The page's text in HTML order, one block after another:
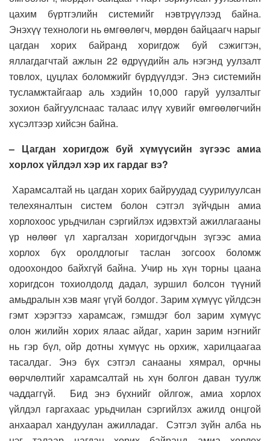
цахим бүртгэлийн системийг нэвтрүүлээд байна.
Энэхүү технологи нь өмгөөлөгч, мөрдөн байцаагч нарыг
цагдан хорих байранд хоригдож буй сэжигтэн,
яллагдагчтай ажлын 22 өдрүүдийн аль нэгэнд уулзалт
товлох, цуцлах боломжийг бүрдүүлдэг. Энэ системийн
тусламжтайгаар аль хэдийн 10,000 гаруй уулзалтыг
зохион байгуулснаас талаас илүү хувийг өмгөөлөгчийн
хүсэлтээр хийсэн байна.
– Цагдан хоригдож буй хүмүүсийн зүгээс амиа
хорлох үйлдэл хэр их гардаг вэ?
Харамсалтай нь цагдан хорих байруудад суурилуулсан
телехяналтын систем болон сэтгэл зүйчдын амиа
хорлохоос урьдчилан сэргийлэх идэвхтэй ажиллагааны
үр нөлөөг үл харгалзан хоригдогчдын зүгээс амиа
хорлох бүх оролдлогыг таслан зогсоох боломж
одоохондоо байхгүй байна. Учир нь хүн торны цаана
хоригдсон тохиолдолд дадал, зуршил болсон түүний
амьдралын хэв маяг үгүй болдог. Зарим хүмүүс үйлдсэн
гэмт хэрэгтээ харамсаж, гэмшдэг бол зарим хүмүүс
олон жилийн хорих ялаас айдаг, харин зарим нэгнийг
нь гэр бүл, ойр дотны хүмүүс нь орхиж, харилцаагаа
тасалдаг. Энэ бүх сэтгэл санааны хямрал, орчны
өөрчлөлтийг харамсалтай нь хүн болгон даван туулж
чаддаггүй. Бид энэ бүхнийг ойлгож, амиа хорлох
үйлдэл гаргахаас урьдчилан сэргийлэх ажилд онцгой
анхаарал хандуулан ажилладаг. Сэтгэл зүйн алба нь